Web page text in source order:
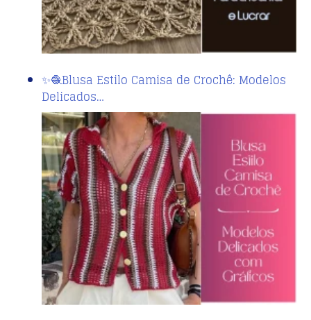
✨🧶Blusa Estilo Camisa de Crochê: Modelos
Delicados…